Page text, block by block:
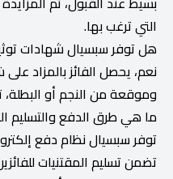
التي ترغب بها.
هل توفر سبسيال شهادات
نعم، يحصل الفائز بالمزاد
وموقعة من النجم أو
ما هي طرق الدفع والتسليم
توفر سبسيال نظام دفع
تضمن تسليم المقتنيات